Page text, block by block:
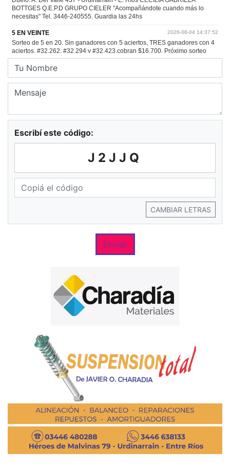
Escribí este código:
J2JJQ
CAMBIAR LETRAS